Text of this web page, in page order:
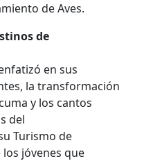
de Aves.
de
en sus
la transformación
y los cantos
del
Turismo de
jóvenes que